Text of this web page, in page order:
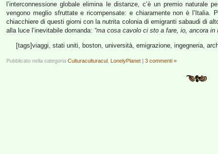
l’interconnessione globale elimina le distanze, c’è un premio naturale
vengono meglio sfruttate e ricompensate: e chiaramente non è l’Italia.
chiacchiere di questi giorni con la nutrita colonia di emigranti sabaudi di
alla luce l’inevitabile domanda: “ma cosa cavolo ci sto a fare, io, ancora in
[tags]viaggi, stati uniti, boston, università, emigrazione, ingegneria,
Pubblicato nella categoria Culturaculturacul LonelyPlanet | 3 commenti »